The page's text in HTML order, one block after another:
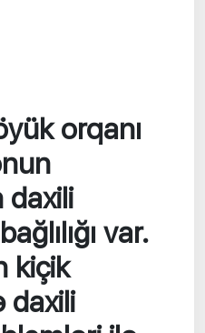
orqanı
daxili
var.
kiçik
daxili